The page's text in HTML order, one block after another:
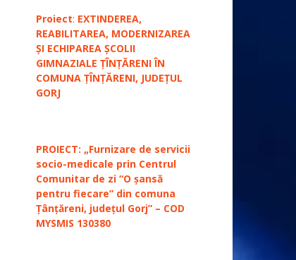
Proiect: EXTINDEREA,
REABILITAREA, MODERNIZAREA
ȘI ECHIPAREA ȘCOLII
GIMNAZIALE ȚÎNȚĂRENI ÎN
COMUNA ȚÎNȚĂRENI, JUDEȚUL
GORJ
PROIECT: „Furnizare de servicii
socio-medicale prin Centrul
Comunitar de zi “O șansă
pentru fiecare” din comuna
Țânțăreni, județul Gorj” – COD
MYSMIS 130380